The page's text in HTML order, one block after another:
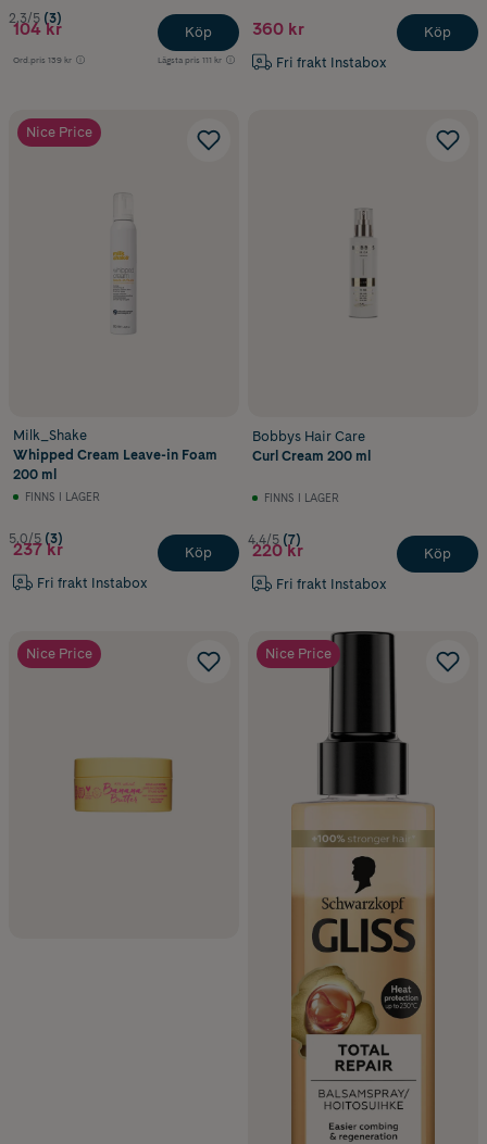
2.3/5 (3)
104 kr
Ord.pris 139 kr Lägsta pris 111 kr
Köp 360 kr
Fri frakt Instabox
Köp
Nice Price
Milk_Shake
Whipped Cream Leave-in Foam
200 ml
FINNS I LAGER
5.0/5 (3)
237 kr
Fri frakt Instabox
Köp
Bobbys Hair Care
Curl Cream 200 ml
FINNS I LAGER
4.4/5 (7)
220 kr
Fri frakt Instabox
Köp
Nice Price Nice Price